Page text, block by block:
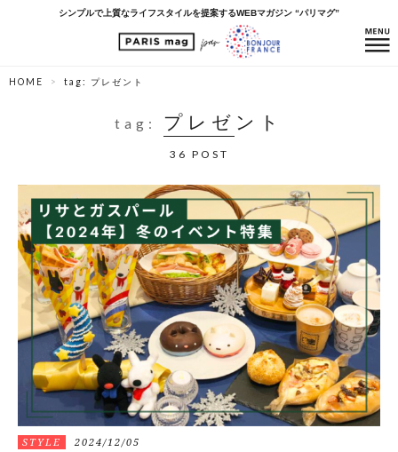
シンプルで上質なライフスタイルを提案するWEBマガジン “パリマグ”
HOME tag: プレゼント
tag: プレゼント
36 POST
STYLE 2024/12/05